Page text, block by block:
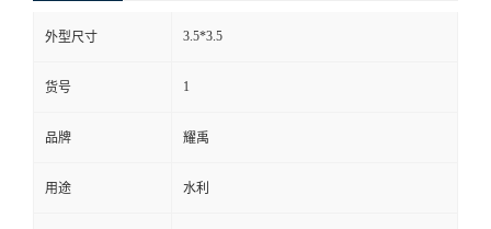
外型尺寸 3.5*3.5
货号 1
品牌 耀禹
用途 水利